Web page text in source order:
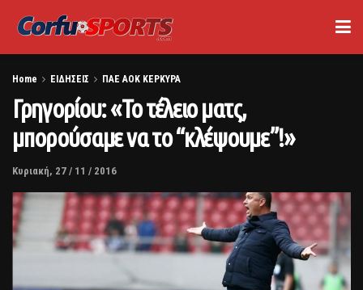
Home ΕΙΔΗΣΕΙΣ ΠΑΕ ΑΟΚ ΚΕΡΚΥΡΑ
Γρηγορίου: «Το τέλειο ματς,
μπορούσαμε να το “κλέψουμε”!»
Κυριακή, 27 / 11 / 2016